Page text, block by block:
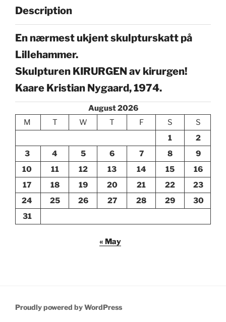
Description
En nærmest ukjent skulpturskatt på
Lillehammer.
Skulpturen KIRURGEN av kirurgen!
Kaare Kristian Nygaard, 1974.
August 2026
M
T W T F S
S
1
2
3
4 5 6 7 8
9
10
11 12 13 14 15
16
17
18 19 20 21 22
23
24
25 26 27 28 29
30
31
« May
Proudly powered by WordPress